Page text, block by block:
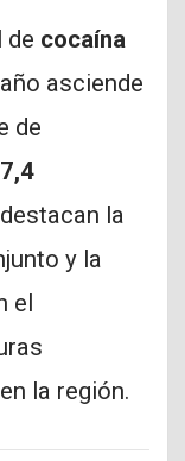
de cocaína
asciende
de
7,4
la
y la
el
la región.